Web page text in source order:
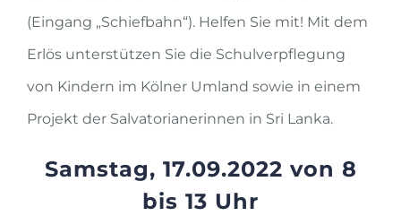
(Eingang „Schiefbahn“). Helfen Sie mit! Mit dem
Erlös unterstützen Sie die Schulverpflegung
von Kindern im Kölner Umland sowie in einem
Projekt der Salvatorianerinnen in Sri Lanka.
Samstag, 17.09.2022 von 8
bis 13 Uhr